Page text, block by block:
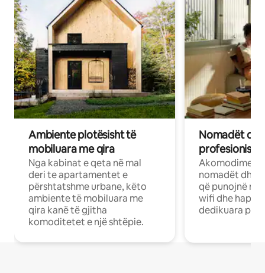
Ambiente plotësisht të
mobiluara me qira
Nga kabinat e qeta në mal
deri te apartamentet e
përshtatshme urbane, këto
ambiente të mobiluara me
qira kanë të gjitha
komoditetet e një shtëpie.
Nomadët
Akomodime
nomadët dhe
që punojnë në
wifi dhe
dedikuara